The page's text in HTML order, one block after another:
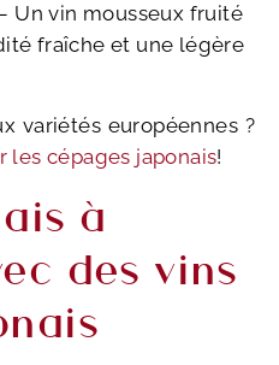
Un vin mousseux fruité
fraîche et une légère
variétés européennes ?
les cépages japonais!
à
des vins